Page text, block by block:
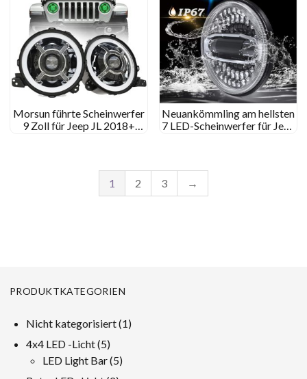
Morsun führte Scheinwerfer
9 Zoll für Jeep JL 2018+
Neuankömmling am hellsten
7 LED-Scheinwerfer für Jeep
Davidson
1 2 3 →
PRODUKTKATEGORIEN
Nicht kategorisiert 11
4x4 LED -Licht 55
Produkte
LED Light Bar 55